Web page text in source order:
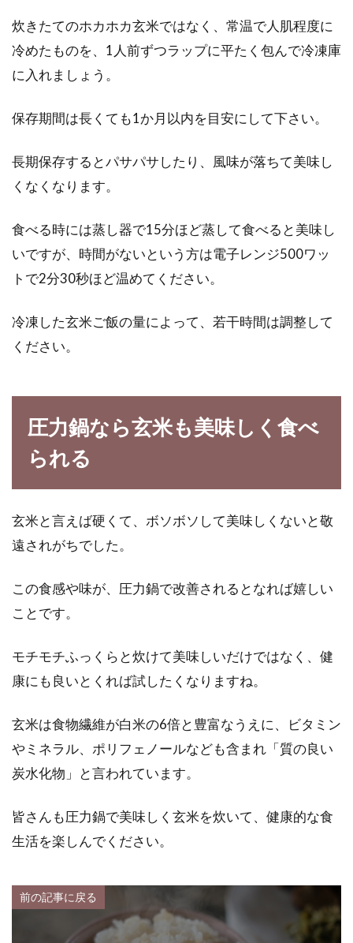
炊きたてのホカホカ玄米ではなく、常温で人肌程度に
冷めたものを、1人前ずつラップに平たく包んで冷凍庫
に入れましょう。
保存期間は長くても1か月以内を目安にして下さい。
長期保存するとパサパサしたり、風味が落ちて美味し
くなくなります。
食べる時には蒸し器で15分ほど蒸して食べると美味し
いですが、時間がないという方は電子レンジ500ワッ
トで2分30秒ほど温めてください。
冷凍した玄米ご飯の量によって、若干時間は調整して
ください。
圧力鍋なら玄米も美味しく食べ
られる
玄米と言えば硬くて、ボソボソして美味しくないと敬
遠されがちでした。
この食感や味が、圧力鍋で改善されるとなれば嬉しい
ことです。
モチモチふっくらと炊けて美味しいだけではなく、健
康にも良いとくれば試したくなりますね。
玄米は食物繊維が白米の6倍と豊富なうえに、ビタミン
やミネラル、ポリフェノールなども含まれ「質の良い
炭水化物」と言われています。
皆さんも圧力鍋で美味しく玄米を炊いて、健康的な食
生活を楽しんでください。
前の記事に戻る